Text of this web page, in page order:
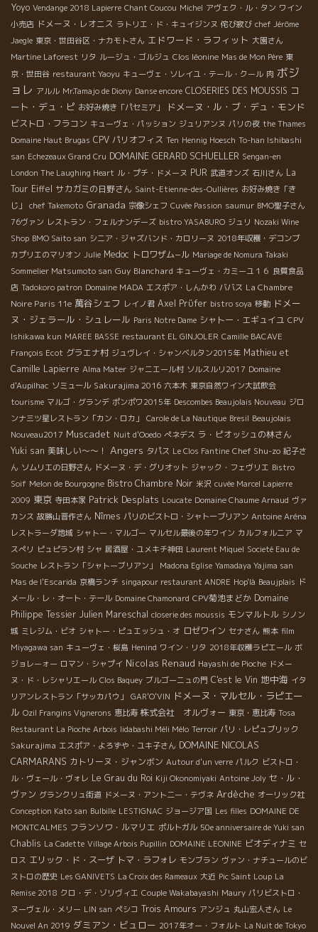
Yoyo Vendange 2018 Lapierre Chant Coucou Michel アヴェク・ル・タン ワイン
小売店 ドメーヌ・レオニス ラトリエ・ド・キュイジンヌ 侘び寂び chef Jérôme
Jaegle 東京・世田谷区・ナカモトさん エドワード・ラフィット 大園さん
Martine Laforest リタ ルージュ・ゴルジュ Clos léonine Mas de Mon Père 東
京・世田谷 restaurant Yaoyu キューヴェ・ソレイユ・テール・クール 肉 ボジ
ョレ アルル Mr.Tamajo de Diony Danse encore CLOSERIES DES MOUSSIS コ
ート・デュ・ピ お好み焼き「パセミア」 ドメーヌ・ル・ブ・デュ・モンド
ビストロ・フラコン キューヴェ・パッション ジュリアンヌ パリの夜 the Thames
Domaine Haut Brugas CPV パリオフィス Ten Hennig Hoesch To-han Ishibashi
san Echezeaux Grand Cru DOMAINE GERARD SCHUELLER Sengan-en
London The Laughing Heart ル・プチ・ドメーヌ PUR 武道オンズ 石川さん La
Tour Eiffel サカガミの日野さん Saint-Etienne-des-Oullières お好み焼き「き
じ」
chef Takemoto Granada 宗像シェフ Cuvée Passion saumur BMO聖子さん
76ヴァン レストラン・フェルナンデーズ bistro YASABURO ジュリ Nozaki Wine
Shop BMO Saito san シニア・ジャズバンド・カロリーヌ 2018年収穫・デコンブ
カプリエのマリオン Julie Medoc トロワザム−ル Mariage de Nomura Takaki
Sommelier Matsumoto san Guy Blanchard キューヴェ・カミーユ１６ 良質食品
店 Tadokoro patron Domaine MADA エスポア・しんかわ ババス La Chambre
Noire Paris 11e 萬谷シェフ レイノ君 Axel Prϋfer bistro soya 移動 ドメー
ヌ・ジェラール・シュレール Paris Notre Dame シャトー・エギュイユ CPV
Ishikawa kun MAREE BASSE restaurant EL GINJOLER Camille BACAVE
François Ecot グラエナ村 ジュヴレイ・シャンベルタン2015年 Mathieu et
Camille Lapierre Alma Mater ジャニエール村 ソルスルリ2017 Domaine
d'Aupilhac ソミュール Sakurajima 2016 六本木 東京自然ワイン大試飲会
tourisme マルゴ・グランデ ポンポワ2015年 Descombes Beaujolais Nouveau ジロ
ンナ三ツ星レストラン「カン・ロカ」
Carole de La Nautique Bresil Beaujolais
Nouveau2017 Muscadet Nuit d'Ooedo ぺネデス ラ・ピオッシュの林さん
Yuki san 美味しい～～！ Angers タパス Le Clos Fantine Chef Shu-zo 紀子さ
ん ソムリエの日野さん ドメーヌ・デ・グリオット ジャック・フェヴリエ Bistro
Soif Melon de Bourgogne Bistro Chambre Noir 米沢 cuvée Marcel Lapierre
2009 東京 寺田本家 Patrick Desplats Loucate Domaine Chaume Arnaud ヴァ
カンス 故勝山晋作さん Nîmes パリのビストロ・シャトーブリアン Antoine Aréna
レストラーダ地域 シャトー・マルゴー マルセル最後の年ワイン カルフォルニア マ
スぺリ ピュピラン村 シャ 居酒屋・ユメキチ神田 Laurent Miquel Societé Eau de
Souche レストラン「シャトーブリアン」 Madona Eglise Yamadaya Yajima san
Mas de l'Escarida 京橋ランチ singapour restaurant ANDRE Hop'là Beaujplais ド
メール・レ・オート・テール Domaine Chamonard CPV菊池まどか Domaine
Philippe Tessier Julien Mareschal closerie des moussis モンマルトル シノン
城 ミレジム・ビオ シャトー・ピュエッシュ・オ ロゼワイン セナさん 熊本 film
Miyagawa san キューヴェ・桜島 Henind ワイン・リタ 2018年収穫ラピエール ボ
ジョレーォー ロマン・シャプイ Nicolas Renaud Hayashi de Pioche ドメー
ヌ・ド・レシャリエール Clos Baquey ブルゴーニュの門 C'est le Vin 地中海 イタ
リアンレストラン「サッカパウ」
GAR'O'VIN ドメーヌ・マルセル・ラピエー
ル Ozil Frangins Vignerons 恵比寿 株式会社 オルヴォー 東京・恵比寿 Tosa
Restaurant La Pioche Arbois Iidabashi Méli Mélo Terroir パリ・レピュブリック
Sakurajima エスポア・よろずや・ユキ子さん DOMAINE NICOLAS
CARMARANS カトリーヌ・ジャンボン Autour d'un verre パルク ビストロ・
ル・ヴェール・ヴォレ Le Grau du Roi Kiji Okonomiyaki Antoine Joly セ・ル・
ヴァン グランクリュ街道 ドメーヌ・アント二ー・テヴネ Ardèche オーリック社
Conception Kato san Bulbille LESTIGNAC ジョージア国 Les filles DOMAINE DE
MONTCALMES フランソワ・ルマリエ ポルトガル 50e anniversaire de Yuki san
Chablis La Cadette Village Arbois Pupillin DOMAINE LEONINE ビオディナミ セ
ロス エリック・ド・スーザ トマ・ラフォレ モンブラン ヴァン・ナチュールのビ
ストロの歴史 Les GANIVETS La Croix des Rameaux 大近 Pic Saint Loup La
Remise 2018 クロ・デ・ゾリヴィエ Couple Wakabayashi Maury パリビストロ・
ヌーヴェル・メリー LIN san ペシコ Trois Amours アンジュ 丸山宏人さん Le
Nouvel An 2019 ダミアン・ビュロー 2017年オー・フォルト La Nuit de Tokyo